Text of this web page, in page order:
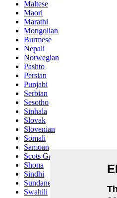
Maltese
Maori
Marathi
Mongolian
Burmese
Nepali
Norwegian
Pashto
Persian
Punjabi
Serbian
Sesotho
Sinhala
Slovak
Slovenian
Somali
Samoan
Scots Gaelic
Shona
Sindhi
Sundanese
Swahili